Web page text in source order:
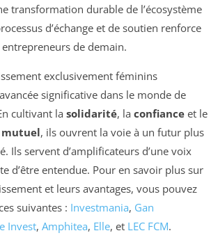
transformation durable de l’écosystème
d’échange et de soutien renforce
de demain.
exclusivement féminins
significative dans le monde de
cultivant la solidarité, la confiance et le
, ils ouvrent la voie à un futur plus
Ils servent d’amplificateurs d’une voix
d’être entendue. Pour en savoir plus sur
et leurs avantages, vous pouvez
suivantes : Investmania, Gan
Invest, Amphitea, Elle, et LEC FCM.